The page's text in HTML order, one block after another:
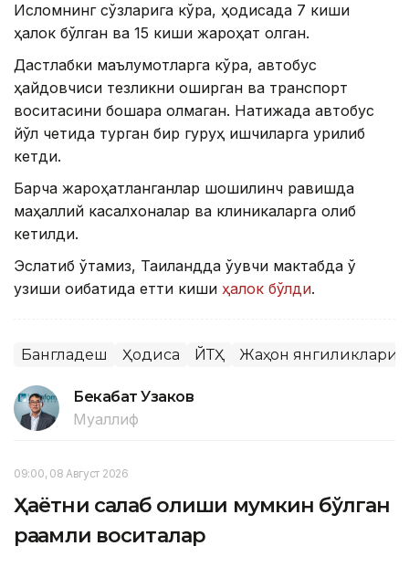
Исломнинг сўзларига кўра, ҳодисада 7 киши
ҳалок бўлган ва 15 киши жароҳат олган.
Дастлабки маълумотларга кўра, автобус
ҳайдовчиси тезликни оширган ва транспорт
воситасини бошқара олмаган. Натижада автобус
йўл четида турган бир гуруҳ ишчиларга урилиб
кетди.
Барча жароҳатланганлар шошилинч равишда
маҳаллий касалхоналар ва клиникаларга олиб
кетилди.
Эслатиб ўтамиз, Таиландда ўқувчи мактабда ўқ
узиши оқибатида етти киши ҳалок бўлди.
Бангладеш Ҳодиса ЙТҲ Жаҳон янгиликлари
Бекабат Узаков
Муаллиф
09:00, 08 Август 2026
Ҳаётни сақлаб қолиши мумкин бўлган
рақамли воситалар